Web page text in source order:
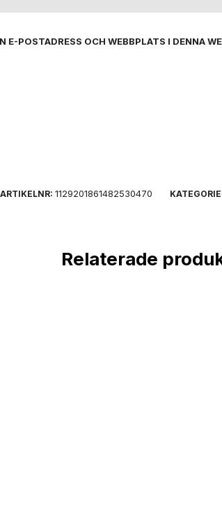
E-POSTADRESS OCH WEBBPLATS I DENNA
ARTIKELNR: 1129201861482530470
Relaterade